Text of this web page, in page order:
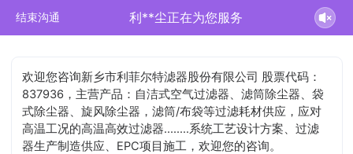
结束沟通 利**尘正在为您服务
欢迎您咨询新乡市利菲尔特滤器股份有限公司 股票代码：
837936，主营产品：自洁式空气过滤器、滤筒除尘器、袋
式除尘器、旋风除尘器，滤筒/布袋等过滤耗材供应，应对
高温工况的高温高效过滤器........系统工艺设计方案、过滤
器生产制造供应、EPC项目施工，欢迎您的咨询。